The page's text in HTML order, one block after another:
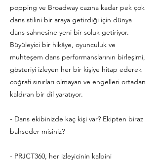
popping ve Broadway cazına kadar pek çok
dans stilini bir araya getirdiği için dünya
dans sahnesine yeni bir soluk getiriyor.
Büyüleyici bir hikâye, oyunculuk ve
muhteşem dans performanslarının birleşimi,
gösteriyi izleyen her bir kişiye hitap ederek
coğrafi sınırları olmayan ve engelleri ortadan
kaldıran bir dil yaratıyor.
- Dans ekibinizde kaç kişi var? Ekipten biraz
bahseder misiniz?
- PRJCT360, her izleyicinin kalbini